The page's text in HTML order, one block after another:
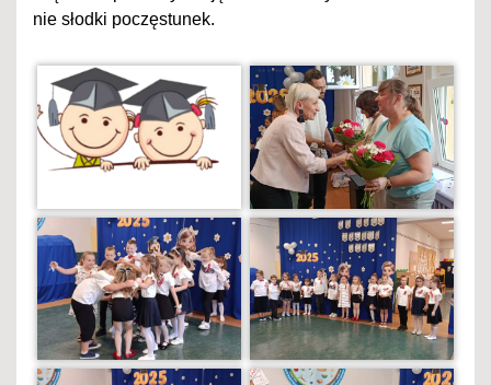
nie słodki poczęstunek.